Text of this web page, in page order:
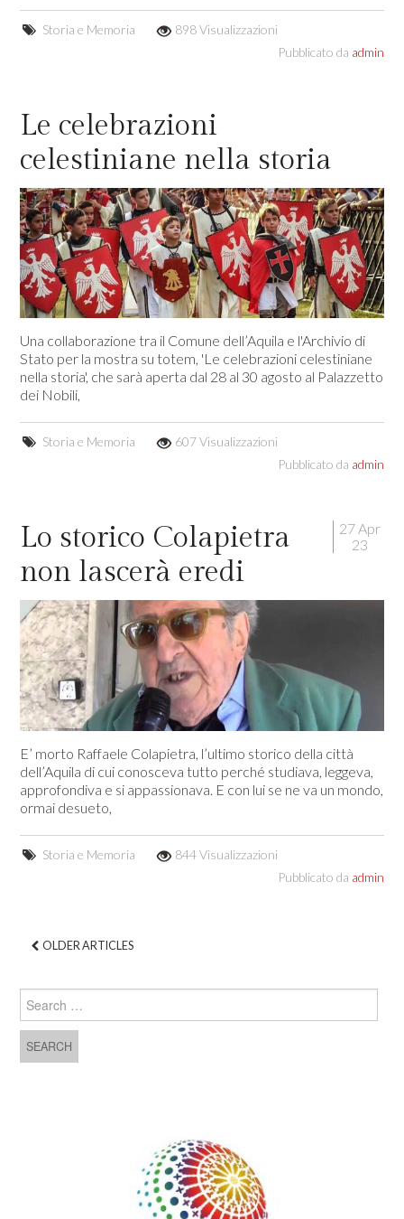
Storia e Memoria
898 Visualizzazioni
Pubblicato da admin
Le celebrazioni
celestiniane nella storia
Una collaborazione tra il Comune dell’Aquila e l'Archivio di
Stato per la mostra su totem, 'Le celebrazioni celestiniane
nella storia', che sarà aperta dal 28 al 30 agosto al Palazzetto
dei Nobili,
Storia e Memoria
607 Visualizzazioni
Pubblicato da admin
27 Apr
23
Lo storico Colapietra
non lascerà eredi
E’ morto Raffaele Colapietra, l’ultimo storico della città
dell’Aquila di cui conosceva tutto perché studiava, leggeva,
approfondiva e si appassionava. E con lui se ne va un mondo,
ormai desueto,
Storia e Memoria
844 Visualizzazioni
Pubblicato da admin
OLDER ARTICLES
Search for: